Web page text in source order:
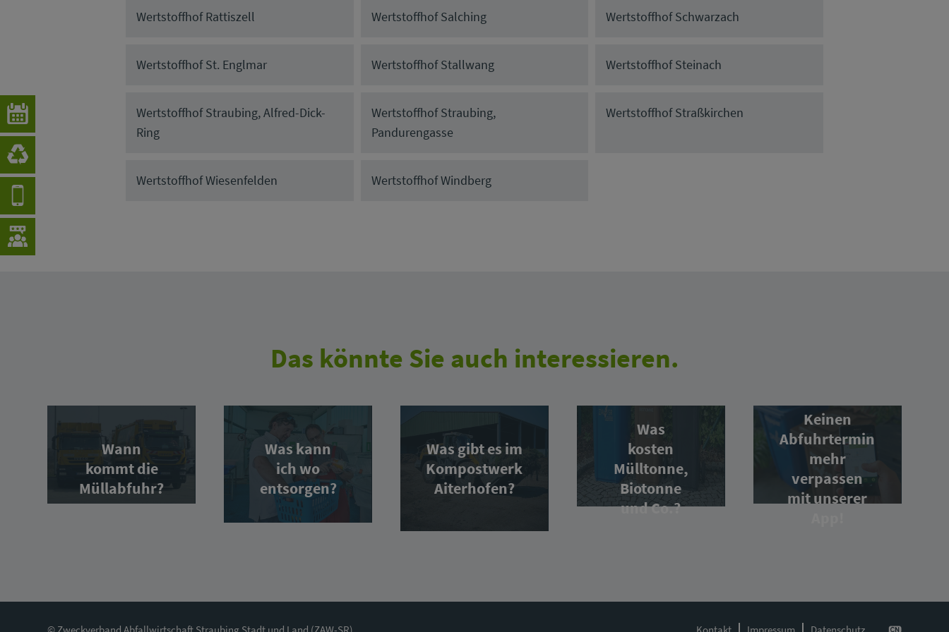
Wertstoffhof Rattiszell Wertstoffhof Salching Wertstoffhof Schwarzach
Wertstoffhof St. Englmar Wertstoffhof Stallwang Wertstoffhof Steinach
Wertstoffhof Straubing, Alfred-Dick-
Ring
Wertstoffhof Straubing,
Pandurengasse
Wertstoffhof Straßkirchen
Wertstoffhof Wiesenfelden Wertstoffhof Windberg
Das könnte Sie auch interessieren.
Wann
kommt die
Müllabfuhr?
Was kann
ich wo
entsorgen?
Was gibt es im
Kompostwerk
Aiterhofen?
Was
kosten
Mülltonne,
Biotonne
und Co.?
Keinen
Abfuhrtermin
mehr
verpassen
mit unserer